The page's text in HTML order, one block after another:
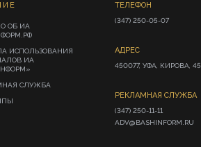
ОБ ИА
ИСПОЛЬЗОВАНИЯ
ИА
СЛУЖБА
ТЕЛЕФОН
(347) 250-05-07
АДРЕС
450077, УФА, КИРОВА, 45
РЕКЛАМНАЯ СЛУЖБА
(347) 250-11-11
ADV@BASHINFORM.RU